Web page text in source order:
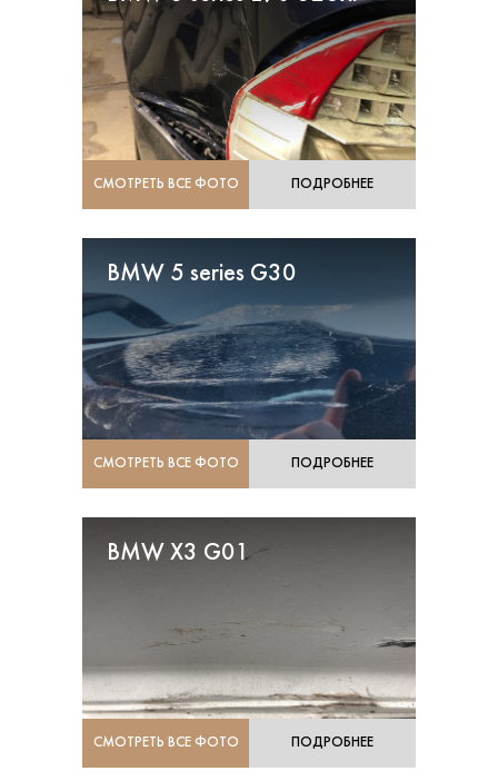
СМОТРЕТЬ ВСЕ ФОТО ПОДРОБНЕЕ
BMW 5 series G30
СМОТРЕТЬ ВСЕ ФОТО ПОДРОБНЕЕ
BMW X3 G01
СМОТРЕТЬ ВСЕ ФОТО ПОДРОБНЕЕ